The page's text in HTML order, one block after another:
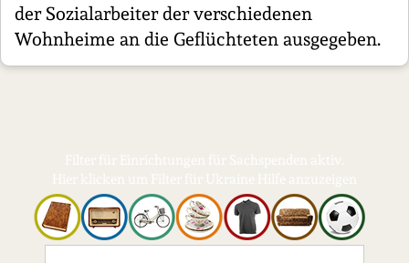
der Sozialarbeiter der verschiedenen
Wohnheime an die Geflüchteten ausgegeben.